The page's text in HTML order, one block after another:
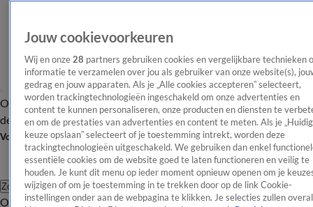
OverzichtAfleveringen Entertainment TV Algemeen
Tip
de redactieNieuwsbrief
Volg Shownieuws
Zoeken
OverzichtEntertainmentSpraakmakendRealityCrimeVideo's
Jouw cookievoorkeuren
Wij en onze 28 partners gebruiken cookies en vergelijkbare technieken
informatie te verzamelen over jou als gebruiker van onze website(s),
gedrag en jouw apparaten. Als je „Alle cookies accepteren” selecteert,
worden trackingtechnologieën ingeschakeld om onze advertenties en
content te kunnen personaliseren, onze producten en diensten te
en om de prestaties van advertenties en content te meten. Als je
keuze opslaan” selecteert of je toestemming intrekt, worden deze
trackingtechnologieën uitgeschakeld. We gebruiken dan enkel
essentiële cookies om de website goed te laten functioneren en veilig te
houden. Je kunt dit menu op ieder moment opnieuw openen om je
wijzigen of om je toestemming in te trekken door op de link Cookie-
instellingen onder aan de webpagina te klikken. Je selecties zullen overal